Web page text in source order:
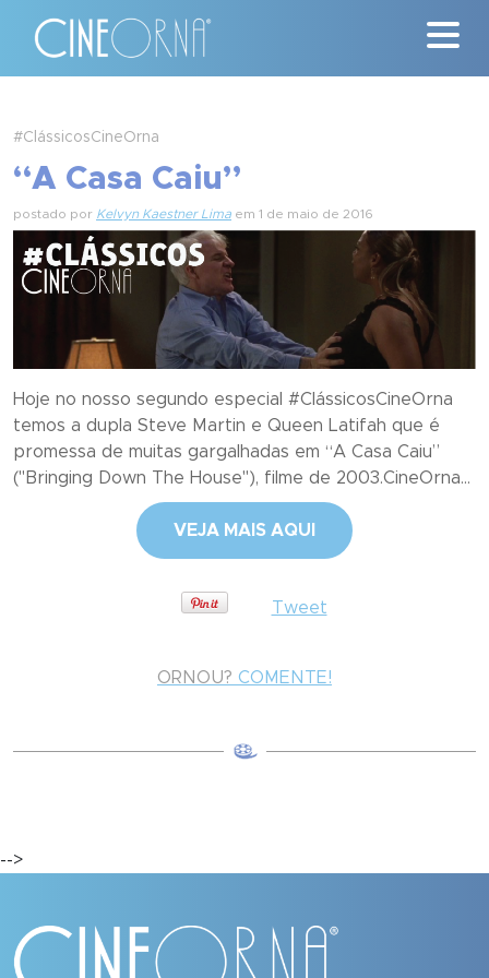
News
#ClássicosCineOrna
Quem Somos
Nossa História
#ClássicosCineOrna
“A Casa Caiu”
postado por Kelvyn Kaestner Lima em 1 de maio de 2016
Hoje no nosso segundo especial #ClássicosCineOrna
temos a dupla Steve Martin e Queen Latifah que é
promessa de muitas gargalhadas em “A Casa Caiu”
("Bringing Down The House"), filme de 2003.CineOrna...
VEJA MAIS AQUI
Tweet
ORNOU? COMENTE!
-->